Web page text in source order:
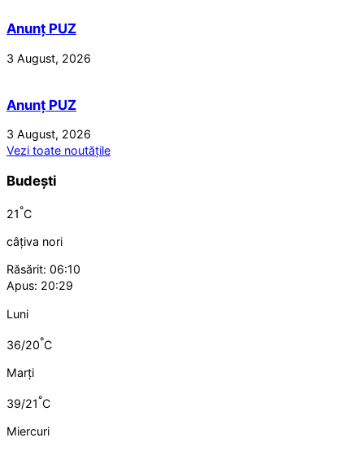
Anunț PUZ
3 August, 2026
Anunț PUZ
3 August, 2026
Vezi toate noutățile
Budești
21°C
câțiva nori
Răsărit: 06:10
Apus: 20:29
Luni
36/20°C
Marți
39/21°C
Miercuri